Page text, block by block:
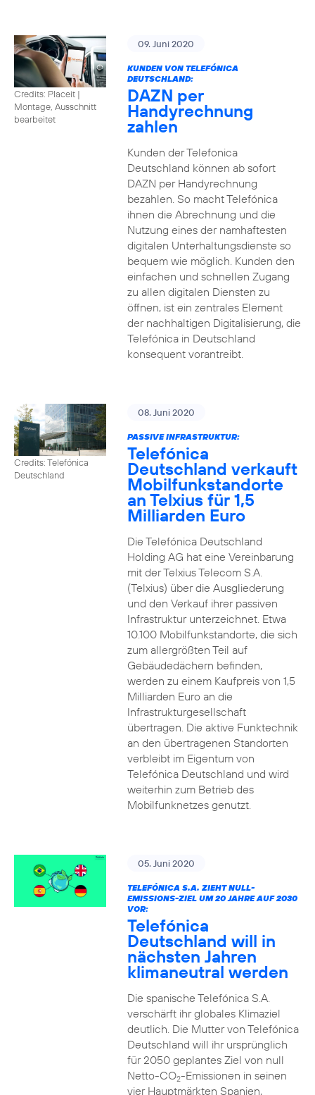
Credits: Placeit |
Montage, Ausschnitt
bearbeitet
09. Juni 2020
KUNDEN VON TELEFÓNICA
DEUTSCHLAND:
DAZN per
Handyrechnung
zahlen
Kunden der Telefonica
Deutschland können ab sofort
DAZN per Handyrechnung
bezahlen. So macht Telefónica
ihnen die Abrechnung und die
Nutzung eines der namhaftesten
digitalen Unterhaltungsdienste so
bequem wie möglich. Kunden den
einfachen und schnellen Zugang
zu allen digitalen Diensten zu
öffnen, ist ein zentrales Element
der nachhaltigen Digitalisierung, die
Telefónica in Deutschland
konsequent vorantreibt.
Credits: Telefónica
Deutschland
08. Juni 2020
PASSIVE INFRASTRUKTUR:
Telefónica
Deutschland verkauft
Mobilfunkstandorte
an Telxius für 1,5
Milliarden Euro
Die Telefónica Deutschland
Holding AG hat eine Vereinbarung
mit der Telxius Telecom S.A.
(Telxius) über die Ausgliederung
und den Verkauf ihrer passiven
Infrastruktur unterzeichnet. Etwa
10.100 Mobilfunkstandorte, die sich
zum allergrößten Teil auf
Gebäudedächern befinden,
werden zu einem Kaufpreis von 1,5
Milliarden Euro an die
Infrastrukturgesellschaft
übertragen. Die aktive Funktechnik
an den übertragenen Standorten
verbleibt im Eigentum von
Telefónica Deutschland und wird
weiterhin zum Betrieb des
Mobilfunknetzes genutzt.
05. Juni 2020
TELEFÓNICA S.A. ZIEHT NULL-
EMISSIONS-ZIEL UM 20 JAHRE AUF 2030
VOR:
Telefónica
Deutschland will in
nächsten Jahren
klimaneutral werden
Die spanische Telefónica S.A.
verschärft ihr globales Klimaziel
deutlich. Die Mutter von Telefónica
Deutschland will ihr ursprünglich
für 2050 geplantes Ziel von null
Netto-CO2-Emissionen in seinen
vier Hauptmärkten Spanien,